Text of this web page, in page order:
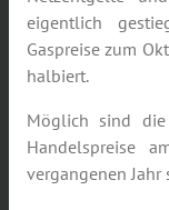
eigentlich
Gaspreise zum
halbiert.
Möglich sind
Handelspreise
vergangenen